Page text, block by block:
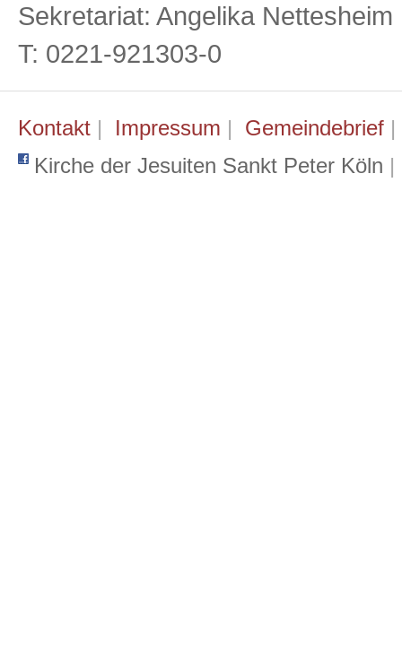
Sekretariat: Angelika
T: 0221-921303-0
Kontakt | Impressum | Gemeindebrief
Kirche der Jesuiten Sankt Peter Köln